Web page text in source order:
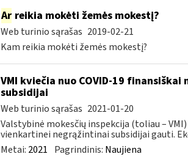
Arreikia mokėti žemės mokestį?
Web turinio sąrašas 2019-02-21
Kam reikia mokėti žemės mokestį?
VMI kviečia nuo COVID-19
subsidijai
Web turinio sąrašas 2021-01-20
Valstybinė mokesčių inspekcija (toliau –
vienkartinei negrąžintinai subsidijai gauti.
Metai: 2021 Pagrindinis: Naujiena